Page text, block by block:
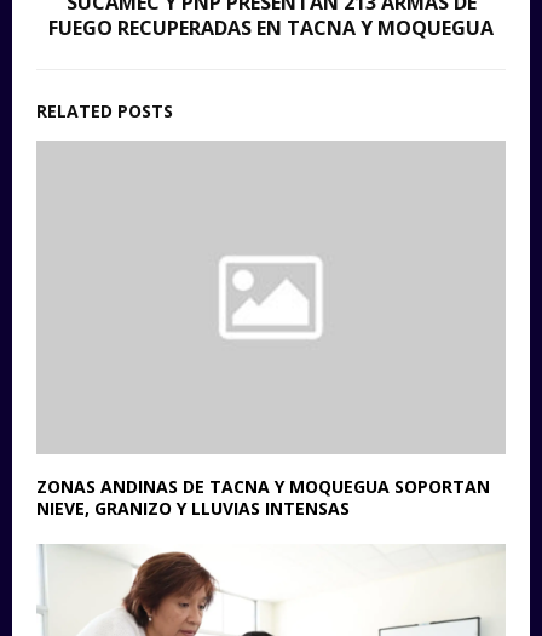
FUEGO RECUPERADAS EN TACNA Y MOQUEGUA
RELATED POSTS
ZONAS ANDINAS DE TACNA Y MOQUEGUA SOPORTAN
NIEVE, GRANIZO Y LLUVIAS INTENSAS